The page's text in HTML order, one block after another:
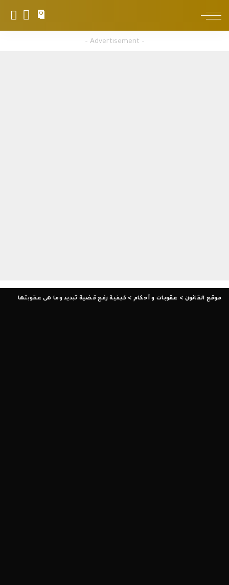
0
– Advertisement –
موقع القانون > عقوبات و أحكام >كيفية رفع قضية تبديد وما هى عقوبتها